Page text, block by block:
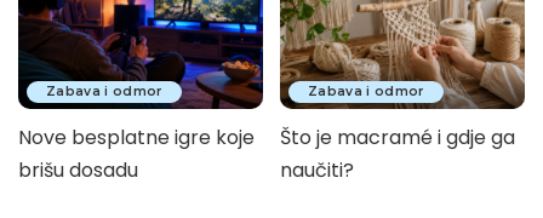
Zabava i odmor
Nove besplatne igre koje
brišu dosadu
Zabava i odmor
Što je macramé i gdje ga
naučiti?